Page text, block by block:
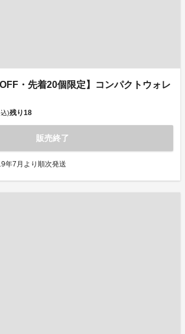
・先着20個限定】コンパクトウォレ
)残り18
販売終了
年7月より順次発送